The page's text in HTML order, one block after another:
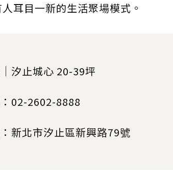
耳目一新的生活聚場模式。
｜汐止城心 20-39坪
02-2602-8888
新北市汐止區新興路79號